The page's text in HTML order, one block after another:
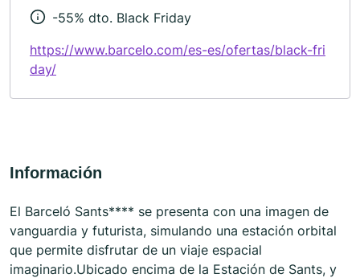
-55% dto. Black Friday
https://www.barcelo.com/es-es/ofertas/black-fri
day/
Información
El Barceló Sants**** se presenta con una imagen de
vanguardia y futurista, simulando una estación orbital
que permite disfrutar de un viaje espacial
imaginario.Ubicado encima de la Estación de Sants, y